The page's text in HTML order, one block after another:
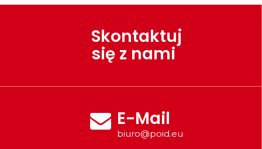
Skontaktuj
się z nami
E-Mail
biuro@poid.eu